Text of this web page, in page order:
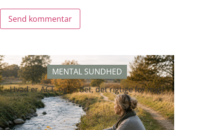
MENTAL SUNDHED
Hvad er ACT, og er det, det rigtige for mig?